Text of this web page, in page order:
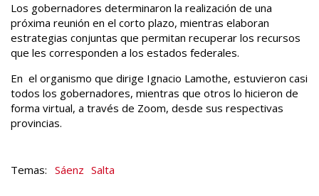
Los gobernadores determinaron la realización de una
próxima reunión en el corto plazo, mientras elaboran
estrategias conjuntas que permitan recuperar los recursos
que les corresponden a los estados federales.
En el organismo que dirige Ignacio Lamothe, estuvieron casi
todos los gobernadores, mientras que otros lo hicieron de
forma virtual, a través de Zoom, desde sus respectivas
provincias.
Sáenz Salta